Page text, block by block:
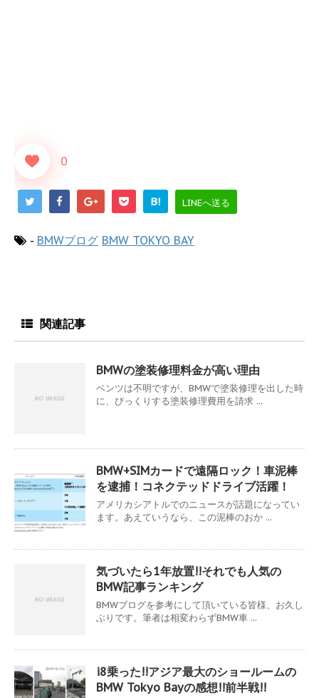
0
B! LINEへ送る
- BMWブログ BMW TOKYO BAY
関連記事
BMWの塗装修理料金が高い理由
ベンツは不明ですが、BMWで塗装修理を出した時
に、びっくりする塗装修理費用を請求 ...
BMW+SIMカードで遠隔ロック！車泥棒
を逮捕！コネクテッドドライブ活躍！
アメリカシアトルでのニュースが話題になってい
ます。あえていうなら、この泥棒のおか ...
気づいたら1年放置!!それでも人気の
BMW記事ランキング
BMWブログを参考にして頂いている皆様、お久し
ぶりです。筆者は相変わらずBMW車 ...
i8乗った!!アジア最大のショールームの
BMW Tokyo Bayの感想!!前半戦!!